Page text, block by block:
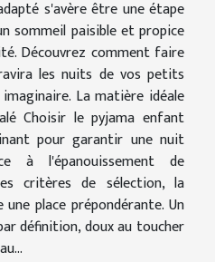
s'avère être une étape
sommeil paisible et propice
Découvrez comment faire
les nuits de vos petits
La matière idéale
Choisir le pyjama enfant
pour garantir une nuit
à l'épanouissement de
critères de sélection, la
place prépondérante. Un
définition, doux au toucher